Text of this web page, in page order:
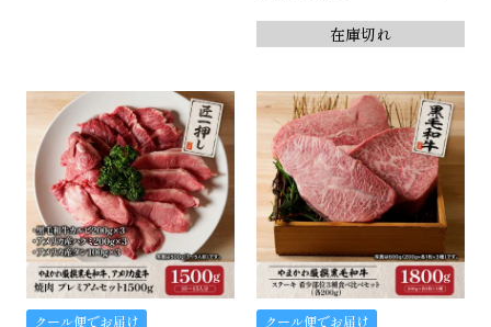
在庫切れ
クール便でお届け クール便でお届け